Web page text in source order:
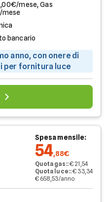
mese, Gas
mese
bancario
anno, con onere di
per fornitura luce
Spesa mensile:
54,88€
Quota gas::€ 21,54
Quota luce::€ 33,34
€ 658,53/anno